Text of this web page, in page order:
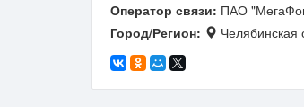
Оператор связи: ПАО
Город/Регион:
Челябинская